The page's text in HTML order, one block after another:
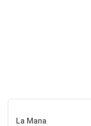
La Mana